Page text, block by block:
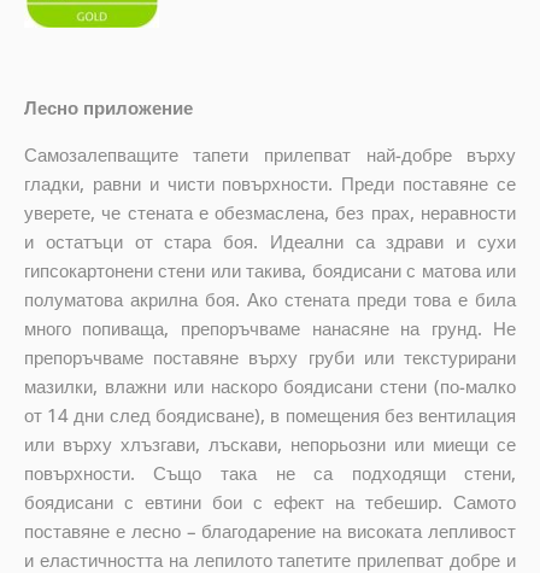
Лесно приложение
Самозалепващите тапети прилепват най-добре върху
гладки, равни и чисти повърхности. Преди поставяне се
уверете, че стената е обезмаслена, без прах, неравности
и остатъци от стара боя. Идеални са здрави и сухи
гипсокартонени стени или такива, боядисани с матова или
полуматова акрилна боя. Ако стената преди това е била
много попиваща, препоръчваме нанасяне на грунд. Не
препоръчваме поставяне върху груби или текстурирани
мазилки, влажни или наскоро боядисани стени (по-малко
от 14 дни след боядисване), в помещения без вентилация
или върху хлъзгави, лъскави, непорьозни или миещи се
повърхности. Също така не са подходящи стени,
боядисани с евтини бои с ефект на тебешир. Самото
поставяне е лесно – благодарение на високата лепливост
и еластичността на лепилото тапетите прилепват добре и